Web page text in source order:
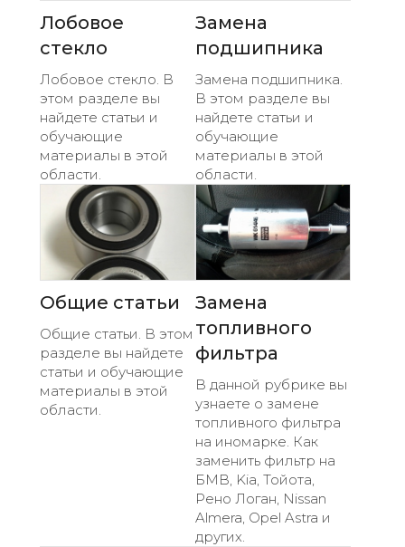
Лобовое
стекло
Лобовое стекло. В
этом разделе вы
найдете статьи и
обучающие
материалы в этой
области.
Замена
подшипника
Замена подшипника.
В этом разделе вы
найдете статьи и
обучающие
материалы в этой
области.
Общие статьи
Общие статьи. В этом
разделе вы найдете
статьи и обучающие
материалы в этой
области.
Замена
топливного
фильтра
В данной рубрике вы
узнаете о замене
топливного фильтра
на иномарке. Как
заменить фильтр на
БМВ, Kia, Тойота,
Рено Логан, Nissan
Almera, Opel Astra и
других.